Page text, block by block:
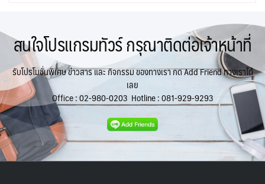
สนใจโปรแกรมทัวร์ กรุณาติดต่อเจ้าหน้าที่
รับโปรโมชั่นพิเศษ ข่าวสาร และ กิจกรรม ของทางเรา กด Add Friend ทางเราได้
เลย
Office :02-980-0203 Hotline :081-929-9293